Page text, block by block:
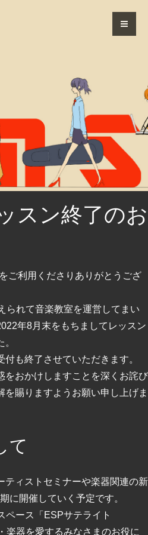
スン終了のお
ご利用くださりありがとうござ
られて音楽教室を運営してまい
年8月末をもちましてレッスン
も終了させていただきます。
をおかけしますことを深くお詫び
を賜りますようお願い申し上げま
て
ティストセミナーや楽器関連の新
に開催していく予定です。
ペース「ESPサテライト
楽器を愛するみなさまのお役に